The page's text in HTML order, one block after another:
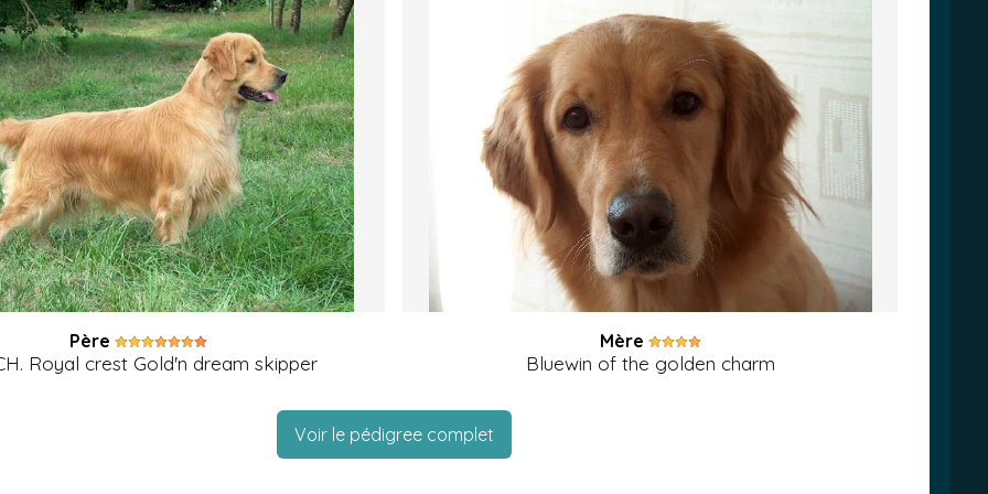
Père
Royal crest Gold'n dream skipper
Mère
Bluewin of the golden charm
Voir le pédigree complet